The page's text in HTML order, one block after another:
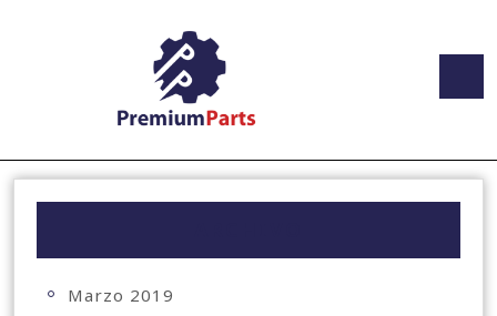
Marzo 2019